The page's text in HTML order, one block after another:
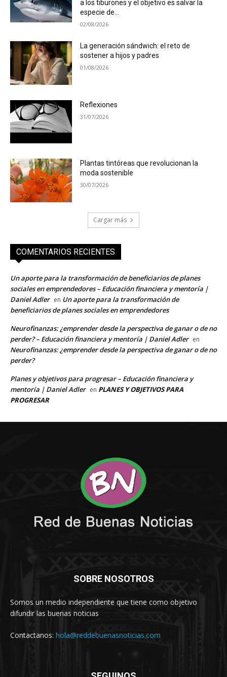
SOBRE NOSOTROS
Somos un medio independiente que tiene como objetivo
difundir las buenas noticias
Contactanos: hola@reddebuenasnoticias.com